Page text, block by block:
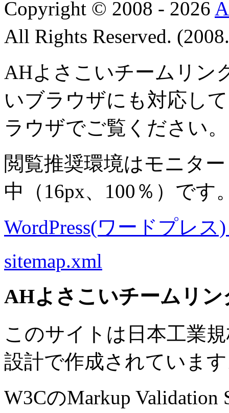
Copyright © 2008 - 2026
All Rights Reserved.
AHよさこいチームリン
いブラウザにも対応し
ラウザでご覧ください。
閲覧推奨環境はモニター
中
（16px、100％）です
WordPress(ワードプレス)
sitemap.xml
AHよさこいチームリ
このサイトは日本工業
設計で作成されていま
W3CのMarkup Validation